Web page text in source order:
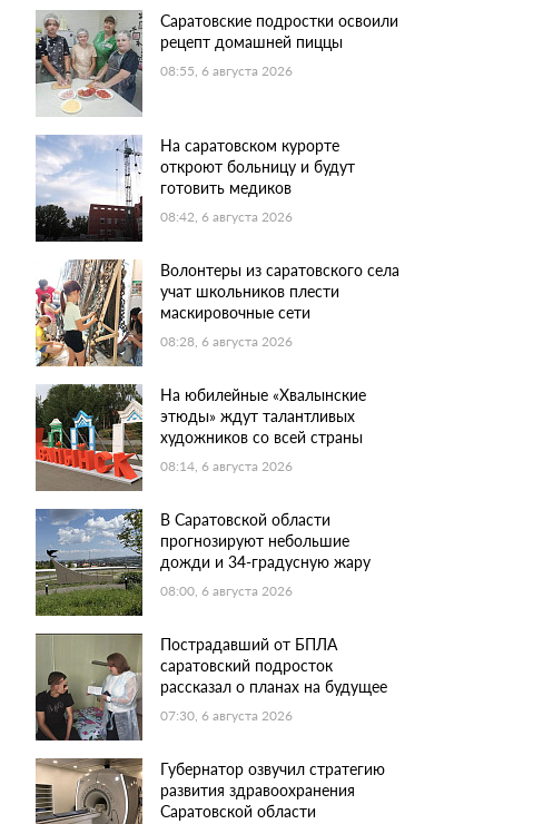
Саратовские подростки освоили
рецепт домашней пиццы
08:55, 6 августа 2026
На саратовском курорте
откроют больницу и будут
готовить медиков
08:42, 6 августа 2026
Волонтеры из саратовского села
учат школьников плести
маскировочные сети
08:28, 6 августа 2026
На юбилейные «Хвалынские
этюды» ждут талантливых
художников со всей страны
08:14, 6 августа 2026
В Саратовской области
прогнозируют небольшие
дожди и 34-градусную жару
08:00, 6 августа 2026
Пострадавший от БПЛА
саратовский подросток
рассказал о планах на будущее
07:30, 6 августа 2026
Губернатор озвучил стратегию
развития здравоохранения
Саратовской области